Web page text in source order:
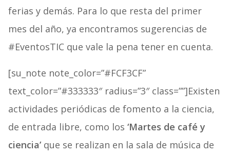
ferias y demás. Para lo que resta del primer
mes del año, ya encontramos sugerencias de
#EventosTIC que vale la pena tener en cuenta.
[su_note note_color=”#FCF3CF”
text_color=”#333333″ radius=”3″ class=””]Existen
actividades periódicas de fomento a la ciencia,
de entrada libre, como los ‘Martes de café y
ciencia’que se realizan en la sala de música de